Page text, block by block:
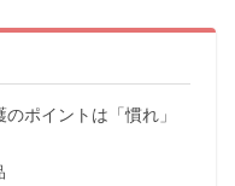
ポイントは「慣れ」